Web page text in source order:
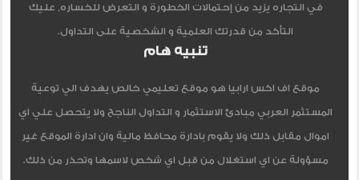
في التجاره يزيد من إحتمالات الخطورة و التعرض للخساره, عليك
التأكد من قدرتك العلمية و الشخصية على التداول.
تنبيه هام
موقع اف اكس ارابيا هو موقع تعليمي خالص يهدف الي توعية
المستثمر العربي مبادئ الاستثمار و التداول الناجح ولا يتحصل علي اي
اموال مقابل ذلك ولا يقوم بادارة محافظ مالية وان ادارة الموقع غير
مسؤولة عن اي استغلال من قبل اي شخص لاسمها وتحذر من ذلك.